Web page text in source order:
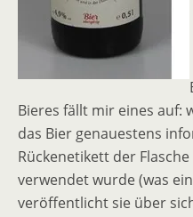
Bieres fällt mir eines auf:
das Bier genauestens
Rückenetikett der
verwendet wurde (was
veröffentlicht sie über